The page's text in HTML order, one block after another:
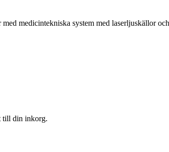
med medicintekniska system med laserljuskällor
till din inkorg.